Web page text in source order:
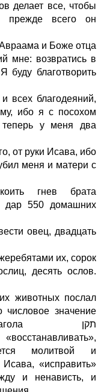
делает все, чтобы
прежде всего он
и Боже отца
мне: возвратись в
благотворить
благодеяний,
ибо я с посохом
у меня два
от руки Исава, ибо
меня и матери с
гнев брата
дар 550 домашних
овец, двадцать
их, сорок
десять ослов.
животных послал
числовое значение
древнееврейского глагола תקן
молитвой и
«исправить»
и ненависть, и